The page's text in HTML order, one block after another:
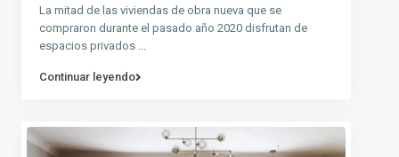
La mitad de las viviendas de obra nueva que se
compraron durante el pasado año 2020 disfrutan de
espacios privados ...
Continuar leyendo